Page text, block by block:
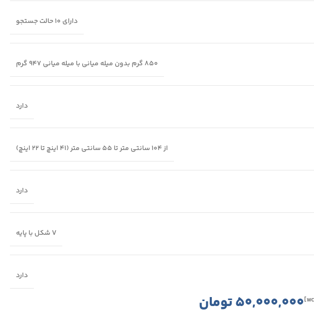
دارای 10 حالت جستجو
850 گرم بدون میله میانی با میله میانی 947 گرم
دارد
از 104 سانتی متر تا 55 سانتی متر (41 اینچ تا 22 اینچ)
دارد
V شکل با پایه
دارد
۵۰,۰۰۰,۰۰۰تومان